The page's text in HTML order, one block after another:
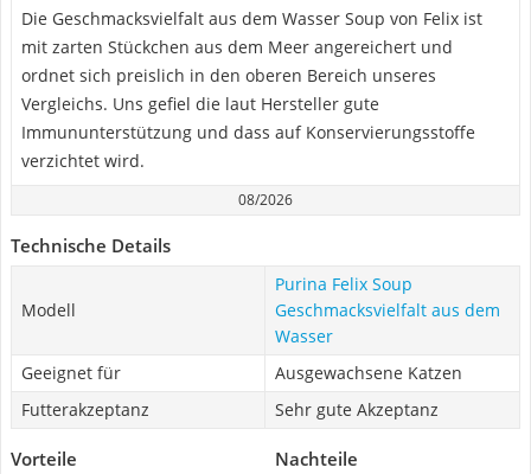
Die Geschmacksvielfalt aus dem Wasser Soup von Felix ist
mit zarten Stückchen aus dem Meer angereichert und
ordnet sich preislich in den oberen Bereich unseres
Vergleichs. Uns gefiel die laut Hersteller gute
Immununterstützung und dass auf Konservierungsstoffe
verzichtet wird.
08/2026
Technische Details
Modell
Purina Felix Soup
Geschmacksvielfalt aus dem
Wasser
Geeignet für
Ausgewachsene Katzen
Futterakzeptanz
Sehr gute Akzeptanz
Vorteile Nachteile